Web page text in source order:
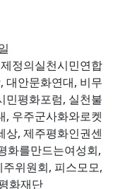
정의실천시민연합
대안문화연대, 비무
민평화포럼, 실천불
, 우주군사화와로켓
상, 제주평화인권센
화를만드는여성회,
위원회, 피스모모,
화재단